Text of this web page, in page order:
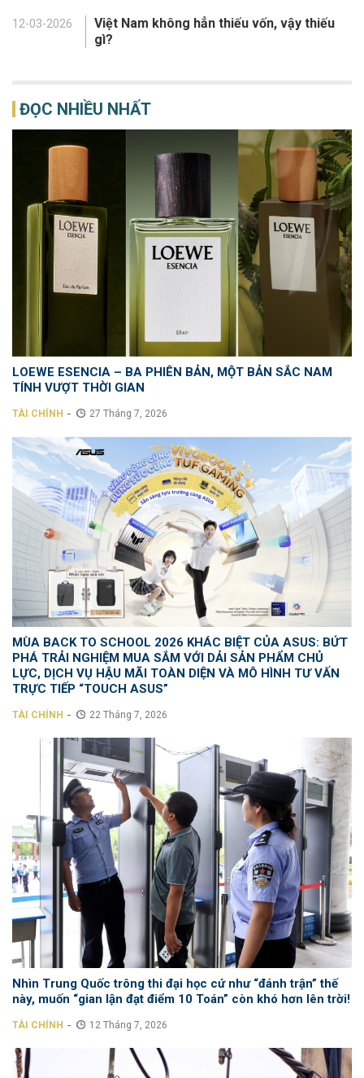
12-03-2026
Việt Nam không hẳn thiếu vốn, vậy thiếu
gì?
ĐỌC NHIỀU NHẤT
LOEWE ESENCIA – BA PHIÊN BẢN, MỘT BẢN SẮC NAM
TÍNH VƯỢT THỜI GIAN
TÀI CHÍNH - 27 Tháng 7, 2026
MÙA BACK TO SCHOOL 2026 KHÁC BIỆT CỦA ASUS: BỨT
PHÁ TRẢI NGHIỆM MUA SẮM VỚI DẢI SẢN PHẨM CHỦ
LỰC, DỊCH VỤ HẬU MÃI TOÀN DIỆN VÀ MÔ HÌNH TƯ VẤN
TRỰC TIẾP “TOUCH ASUS”
TÀI CHÍNH - 22 Tháng 7, 2026
Nhìn Trung Quốc trông thi đại học cứ như “đánh trận” thế
này, muốn “gian lận đạt điểm 10 Toán” còn khó hơn lên trời!
TÀI CHÍNH - 12 Tháng 7, 2026